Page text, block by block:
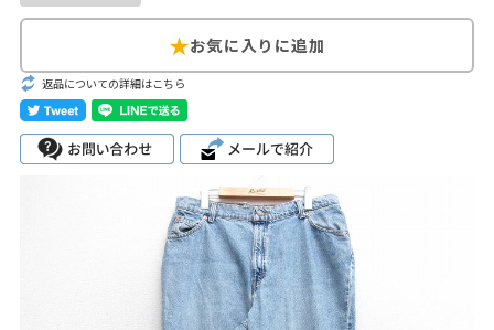
ラルフ ローレン ザ・ノース・フェ
イス
チャンピオン
カーハート ディッキーズ
ナイキ
リーバイス ラッセル・アスレ
チック
カ行 サ行
返品についての詳細はこちら